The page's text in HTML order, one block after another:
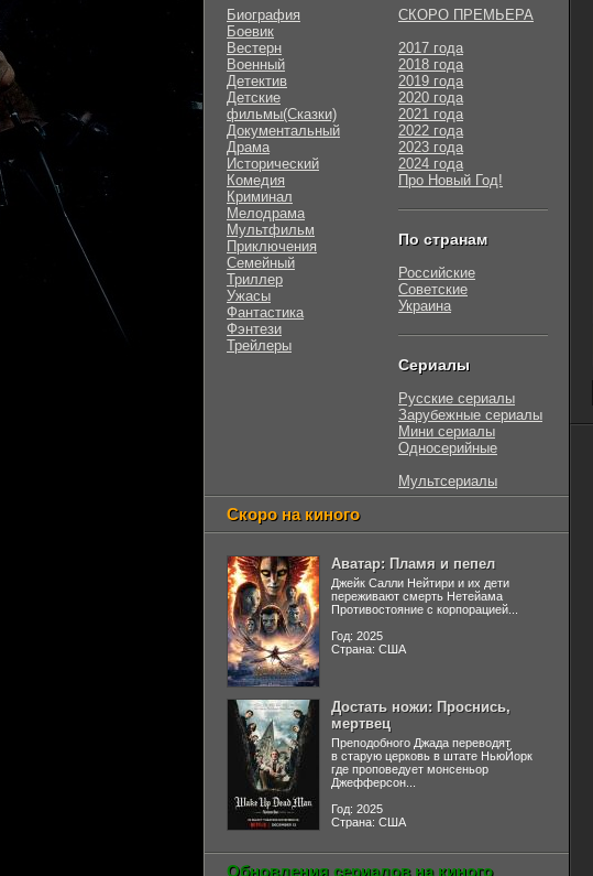
Биография
Боевик
Вестерн
Военный
Детектив
Детские
фильмы(Сказки)
Документальный
Драма
Исторический
Комедия
Криминал
Мелодрама
Мультфильм
Приключения
Семейный
Триллер
Ужасы
Фантастика
Фэнтези
Трейлеры
СКОРО ПРЕМЬЕРА
2017 года
2018 года
2019 года
2020 года
2021 года
2022 года
2023 года
2024 года
Про Новый Год!
По странам
Российские
Советские
Украина
Сериалы
Русские сериалы
Зарубежные сериалы
Мини сериалы
Односерийные
Мультсериалы
Скоро на киного
Аватар: Пламя и пепел
Джейк Салли Нейтири и их дети
переживают смерть Нетейама
Противостояние с корпорацией...
Год: 2025
Страна: США
Достать ножи: Проснись,
мертвец
Преподобного Джада переводят
в старую церковь в штате НьюЙорк
где проповедует монсеньор
Джефферсон...
Год: 2025
Страна: США
Обновления сериалов на киного